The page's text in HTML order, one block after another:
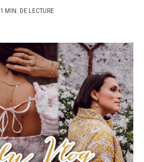
1 MIN. DE LECTURE